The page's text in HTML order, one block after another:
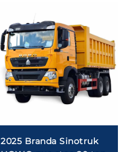
2025 Branda Sinotruk